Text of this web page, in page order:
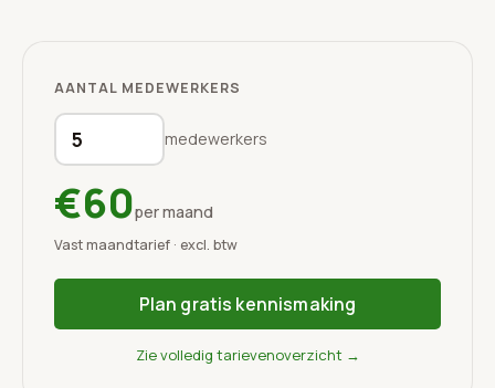
AANTAL MEDEWERKERS
medewerkers
€60per maand
Vast maandtarief · excl. btw
Plan gratis kennismaking
Zie volledig tarievenoverzicht →